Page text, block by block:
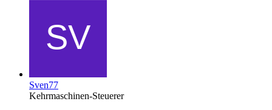
Sven77
Kehrmaschinen-Steuerer